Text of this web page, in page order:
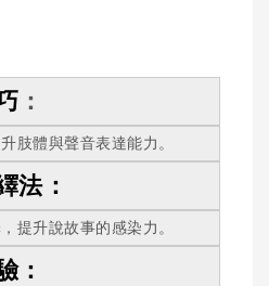
：
肢體與聲音表達能力。
法：
提升說故事的感染力。
：